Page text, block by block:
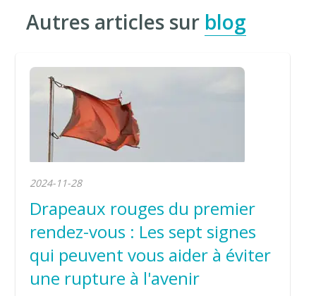
Autres articles sur blog
2024-11-28
Drapeaux rouges du premier
rendez-vous : Les sept signes
qui peuvent vous aider à éviter
une rupture à l'avenir